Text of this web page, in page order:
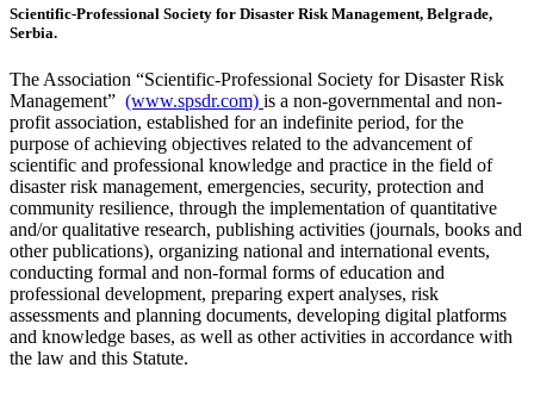
Scientific-Professional Society for Disaster Risk Management, Belgrade,
Serbia.
The Association “Scientific-Professional Society for Disaster Risk
Management” (www.spsdr.com) is a non-governmental and non-
profit association, established for an indefinite period, for the
purpose of achieving objectives related to the advancement of
scientific and professional knowledge and practice in the field of
disaster risk management, emergencies, security, protection and
community resilience, through the implementation of quantitative
and/or qualitative research, publishing activities (journals, books and
other publications), organizing national and international events,
conducting formal and non-formal forms of education and
professional development, preparing expert analyses, risk
assessments and planning documents, developing digital platforms
and knowledge bases, as well as other activities in accordance with
the law and this Statute.